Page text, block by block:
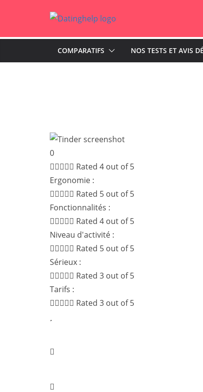
COMPARATIFS NOS TESTS ET AVIS
0
 Rated 4 out of 5
Ergonomie :
 Rated 5 out of 5
Fonctionnalités :
 Rated 4 out of 5
Niveau d'activité :
 Rated 5 out of 5
Sérieux :
 Rated 3 out of 5
Tarifs :
 Rated 3 out of 5